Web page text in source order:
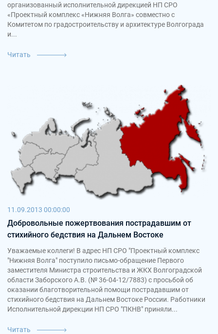
организованный исполнительной дирекцией НП СРО
«Проектный комплекс «Нижняя Волга» совместно с
Комитетом по градостроительству и архитектуре Волгограда
и...
Читать
11.09.2013 00:00:00
Добровольные пожертвования пострадавшим от
стихийного бедствия на Дальнем Востоке
Уважаемые коллеги! В адрес НП СРО "Проектный комплекс
"Нижняя Волга" поступило письмо-обращение Первого
заместителя Министра строительства и ЖКХ Волгоградской
области Заборского А.В. (№ 36-04-12/7883) с просьбой об
оказании благотворительной помощи пострадавшим от
стихийного бедствия на Дальнем Востоке России. Работники
Исполнительной дирекции НП СРО "ПКНВ" приняли...
Читать